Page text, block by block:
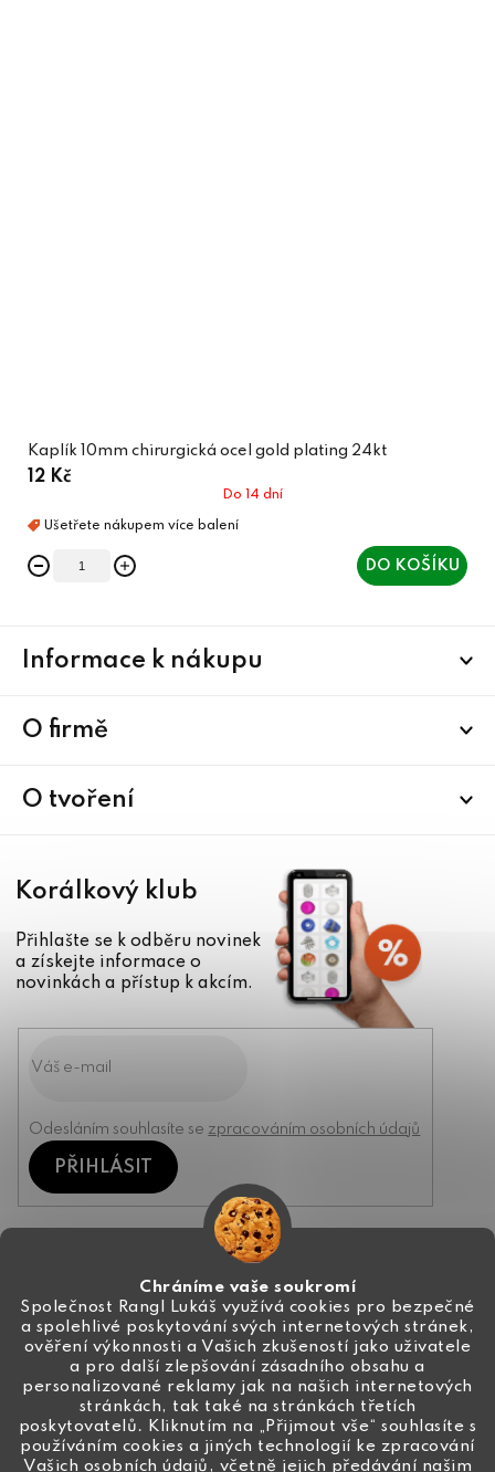
Chráníme vaše soukromí
Společnost Rangl Lukáš využívá cookies pro bezpečné
a spolehlivé poskytování svých internetových stránek,
ověření výkonnosti a Vašich zkušeností jako uživatele
a pro další zlepšování zásadního obsahu a
personalizované reklamy jak na našich internetových
stránkách, tak také na stránkách třetích
poskytovatelů. Kliknutím na „Přijmout vše“ souhlasíte s
používáním cookies a jiných technologií ke zpracování
Vašich osobních údajů, včetně jejich předávání našim
Kaplík 10mm chirurgická ocel gold plating 24kt
12 Kč
Do 14 dní
DO KOŠÍKU
Informace k nákupu
O firmě
O tvoření
Korálkový klub
Přihlašte se k odběru novinek
a získejte informace o
novinkách a přístup k akcím.
Odesláním souhlasíte se zpracováním osobních údajů
PŘIHLÁSIT
info@ceske-koralky.cz
+420 774 444 191